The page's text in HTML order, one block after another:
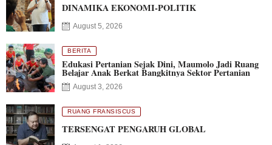
DINAMIKA EKONOMI-POLITIK
August 5, 2026
BERITA
Edukasi Pertanian Sejak Dini, Maumolo Jadi Ruang
Belajar Anak Berkat Bangkitnya Sektor Pertanian
August 3, 2026
RUANG FRANSISCUS
TERSENGAT PENGARUH GLOBAL